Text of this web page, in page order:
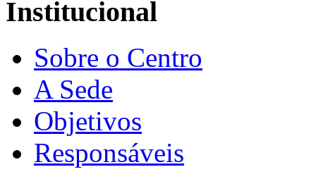
Institucional
Sobre o Centro
A Sede
Objetivos
Responsáveis